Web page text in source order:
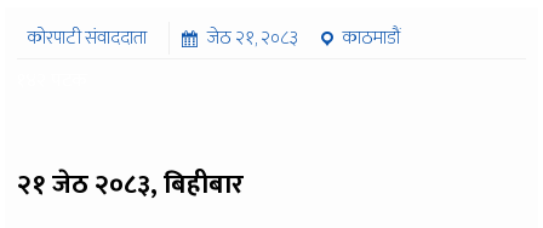
कोरपाटी संवाददाता जेठ २१, २०८३
काठमाडौं
२१ जेठ २०८३, बिहीबार